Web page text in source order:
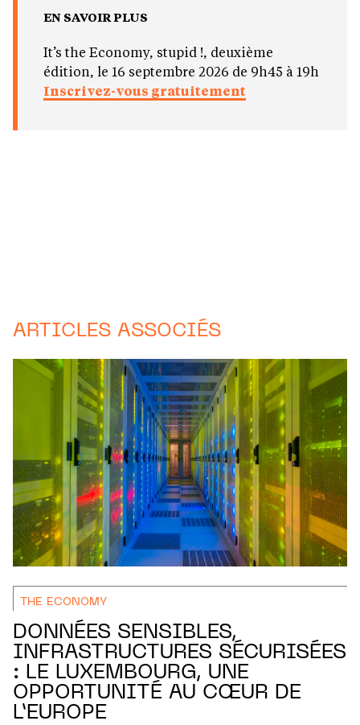
EN SAVOIR PLUS
It’s the Economy, stupid !, deuxième
édition, le 16 septembre 2026 de 9h45 à 19h
Inscrivez-vous gratuitement
ARTICLES ASSOCIÉS
THE ECONOMY
DONNÉES SENSIBLES,
INFRASTRUCTURES SÉCURISÉES
: LE LUXEMBOURG, UNE
OPPORTUNITÉ AU CŒUR DE
L’EUROPE